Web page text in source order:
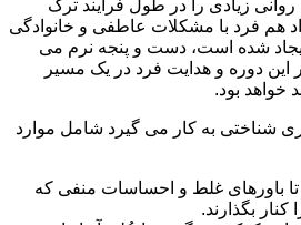
زیادی را در طول فرایند ترک
هم فرد با مشکلات عاطفی و خانوادگی
ایجاد شده است، دست و پنجه نرم می
دوره و هدایت فرد در یک مسیر
خواهد بود.
شناختی به کار می گیرد شامل موارد
باورهای غلط و احساسات منفی که
بگذارند.